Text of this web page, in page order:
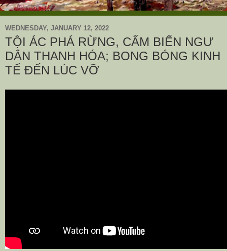
WEDNESDAY, JANUARY 12, 2022
TỘI ÁC PHÁ RỪNG, CẤM BIỂN NGƯ
DÂN THANH HÓA; BONG BÓNG KINH
TẾ ĐẾN LÚC VỠ